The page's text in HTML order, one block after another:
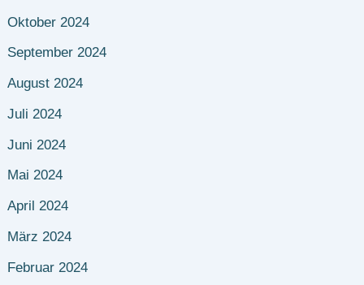
Oktober 2024
September 2024
August 2024
Juli 2024
Juni 2024
Mai 2024
April 2024
März 2024
Februar 2024